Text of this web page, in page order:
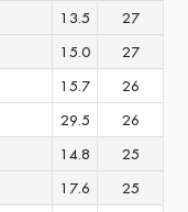
13.5
27
15.0 27
15.7
26
29.5 26
14.8
25
17.6 25